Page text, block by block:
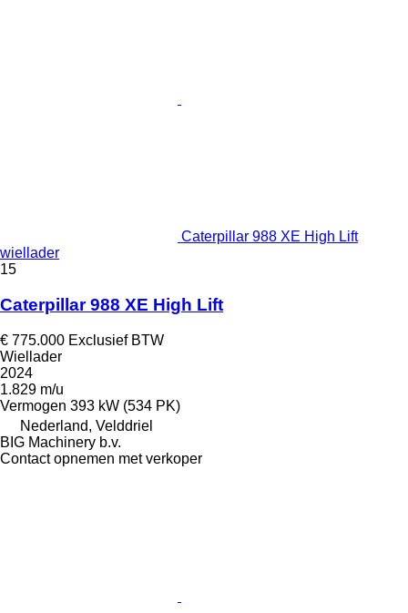
Caterpillar 988 XE High Lift
wiellader
15
Caterpillar 988 XE High Lift
€ 775.000 Exclusief BTW
Wiellader
2024
1.829 m/u
Vermogen 393 kW (534 PK)
Nederland, Velddriel
BIG Machinery b.v.
Contact opnemen met verkoper